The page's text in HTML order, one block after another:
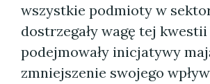
wszystkie podmioty w
dostrzegały wagę tej
podejmowały inicjatywy
zmniejszenie swojego